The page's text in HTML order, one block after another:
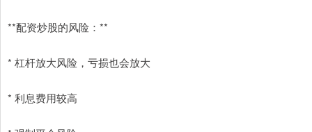
**配资炒股的风险：**
* 杠杆放大风险，亏损也会放大
* 利息费用较高